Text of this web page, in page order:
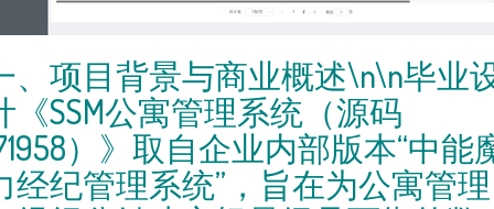
、项目背景与商业概述\n\n毕业
《SSM公寓管理系统（源码
）》取自企业内部版本“中能
经纪管理系统”，旨在为公寓管理